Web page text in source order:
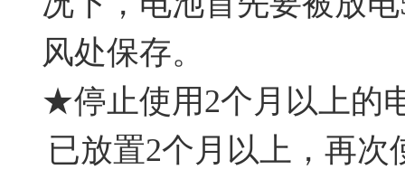
风处保存。
★停止使用2个月以上的
已放置2个月以上，再